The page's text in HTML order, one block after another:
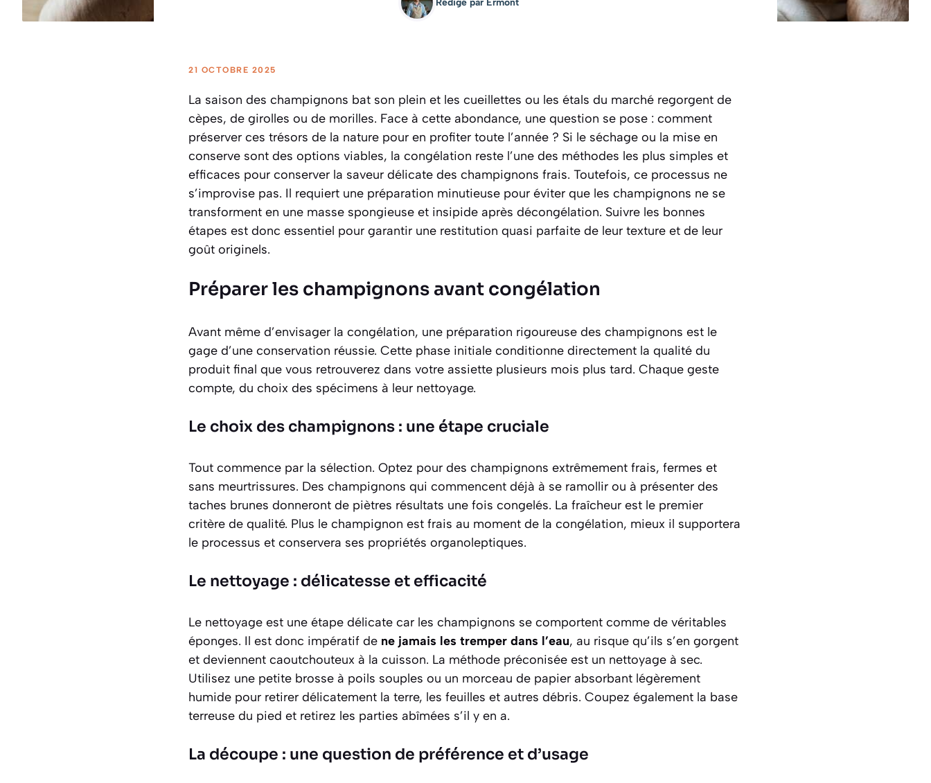
Rédigé par Ermont
21 OCTOBRE 2025
La saison des champignons bat son plein et les cueillettes ou les étals du marché regorgent de
cèpes, de girolles ou de morilles. Face à cette abondance, une question se pose : comment
préserver ces trésors de la nature pour en profiter toute l’année ? Si le séchage ou la mise en
conserve sont des options viables, la congélation reste l’une des méthodes les plus simples et
efficaces pour conserver la saveur délicate des champignons frais. Toutefois, ce processus ne
s’improvise pas. Il requiert une préparation minutieuse pour éviter que les champignons ne se
transforment en une masse spongieuse et insipide après décongélation. Suivre les bonnes
étapes est donc essentiel pour garantir une restitution quasi parfaite de leur texture et de leur
goût originels.
Préparer les champignons avant congélation
Avant même d’envisager la congélation, une préparation rigoureuse des champignons est le
gage d’une conservation réussie. Cette phase initiale conditionne directement la qualité du
produit final que vous retrouverez dans votre assiette plusieurs mois plus tard. Chaque geste
compte, du choix des spécimens à leur nettoyage.
Le choix des champignons : une étape cruciale
Tout commence par la sélection. Optez pour des champignons extrêmement frais, fermes et
sans meurtrissures. Des champignons qui commencent déjà à se ramollir ou à présenter des
taches brunes donneront de piètres résultats une fois congelés. La fraîcheur est le premier
critère de qualité. Plus le champignon est frais au moment de la congélation, mieux il supportera
le processus et conservera ses propriétés organoleptiques.
Le nettoyage : délicatesse et efficacité
Le nettoyage est une étape délicate car les champignons se comportent comme de véritables
éponges. Il est donc impératif de ne jamais les tremper dans l’eau, au risque qu’ils s’en gorgent
et deviennent caoutchouteux à la cuisson. La méthode préconisée est un nettoyage à sec.
Utilisez une petite brosse à poils souples ou un morceau de papier absorbant légèrement
humide pour retirer délicatement la terre, les feuilles et autres débris. Coupez également la base
terreuse du pied et retirez les parties abîmées s’il y en a.
La découpe : une question de préférence et d’usage